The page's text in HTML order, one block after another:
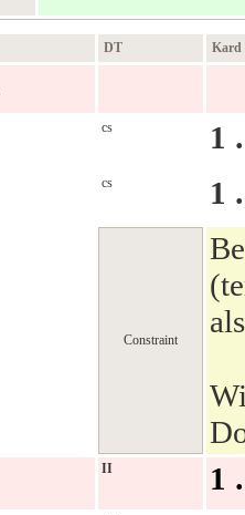
DT Kard
cs 1
cs 1
Constraint
II 1